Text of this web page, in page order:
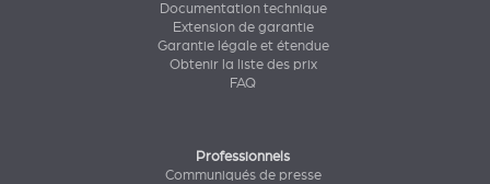
Documentation technique
Extension de garantie
Garantie légale et étendue
Obtenir la liste des prix
FAQ
Professionnels
Communiqués de presse